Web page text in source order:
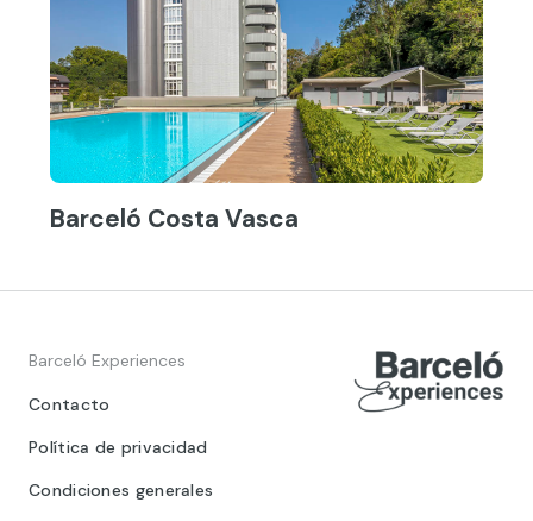
Barceló Costa Vasca
Barceló Experiences
Contacto
Política de privacidad
Condiciones generales